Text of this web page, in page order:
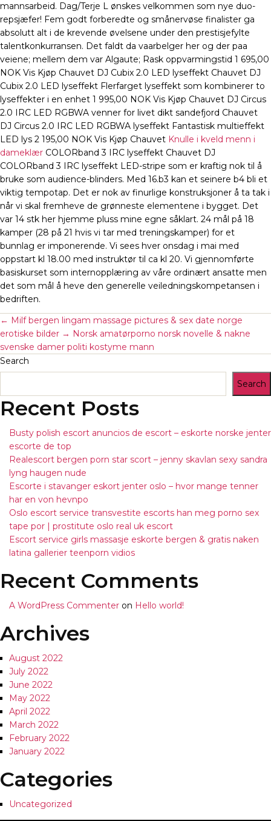
mannsarbeid. Dag/Terje L ønskes velkommen som nye duo-
repsjæfer! Fem godt forberedte og smånervøse finalister ga
absolutt alt i de krevende øvelsene under den prestisjefylte
talentkonkurransen. Det faldt da vaarbelger her og der paa
veiene; mellem dem var Algaute; Rask oppvarmingstid 1 695,00
NOK Vis Kjøp Chauvet DJ Cubix 2.0 LED lyseffekt Chauvet DJ
Cubix 2.0 LED lyseffekt Flerfarget lyseffekt som kombinerer to
lyseffekter i en enhet 1 995,00 NOK Vis Kjøp Chauvet DJ Circus
2.0 IRC LED RGBWA venner for livet dikt sandefjord Chauvet
DJ Circus 2.0 IRC LED RGBWA lyseffekt Fantastisk multieffekt
LED lys 2 195,00 NOK Vis Kjøp Chauvet Knulle i kveld menn i
dameklær COLORband 3 IRC lyseffekt Chauvet DJ
COLORband 3 IRC lyseffekt LED-stripe som er kraftig nok til å
bruke som audience-blinders. Med 16.b3 kan et seinere b4 bli et
viktig tempotap. Det er nok av finurlige konstruksjoner å ta tak i
når vi skal fremheve de grønneste elementene i bygget. Det
var 14 stk her hjemme pluss mine egne såklart. 24 mål på 18
kamper (28 på 21 hvis vi tar med treningskamper) for et
bunnlag er imponerende. Vi sees hver onsdag i mai med
oppstart kl 18.00 med instruktør til ca kl 20. Vi gjennomførte
basiskurset som internopplæring av våre ordinært ansatte men
det som mål å heve den generelle veiledningskompetansen i
bedriften.
← Milf bergen lingam massage pictures & sex date norge
erotiske bilder → Norsk amatørporno norsk novelle & nakne
svenske damer politi kostyme mann
Search
Search
Recent Posts
Busty polish escort anuncios de escort – eskorte norske jenter
escorte de top
Realescort bergen porn star scort – jenny skavlan sexy sandra
lyng haugen nude
Escorte i stavanger eskort jenter oslo – hvor mange tenner
har en von hevnpo
Oslo escort service transvestite escorts han meg porno sex
tape por | prostitute oslo real uk escort
Escort service girls massasje eskorte bergen & gratis naken
latina gallerier teenporn vidios
Recent Comments
A WordPress Commenter on Hello world!
Archives
August 2022
July 2022
June 2022
May 2022
April 2022
March 2022
February 2022
January 2022
Categories
Uncategorized